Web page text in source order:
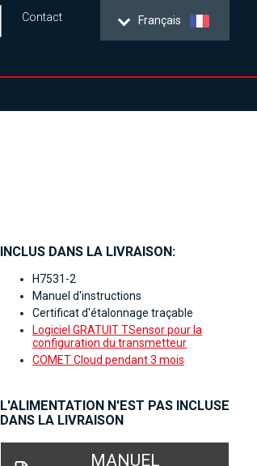
Français
Contact
INCLUS DANS LA LIVRAISON:
H7531-2
Manuel d'instructions
Certificat d'étalonnage traçable
Logiciel GRATUIT TSensor pour la
configuration du transmetteur
COMET Cloud pendant 3 mois
L'ALIMENTATION N'EST PAS INCLUSE
DANS LA LIVRAISON
MANUEL